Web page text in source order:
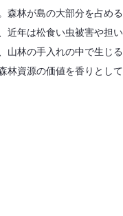
森林が島の大部分を占める
近年は松食い虫被害や担い
山林の手入れの中で生じる
林資源の価値を香りとして